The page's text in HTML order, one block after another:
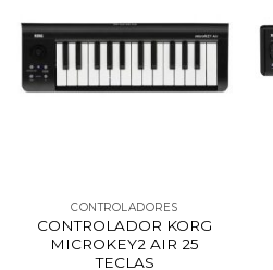
CONTROLADORES
CONTROLADOR KORG
MICROKEY2 AIR 25
TECLAS